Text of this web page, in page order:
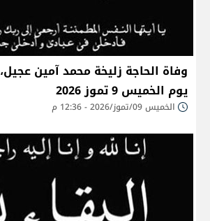
وفاة الحاجة زليخة محمد آمين
يوم الخميس 9 تموز 2026
الخميس 09/تموز/2026 - 12:36 م